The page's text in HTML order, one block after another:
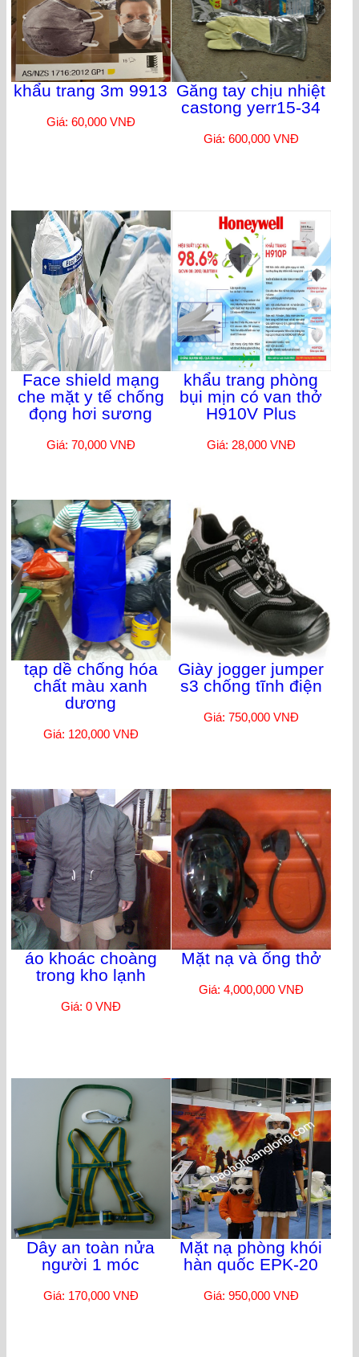
khẩu trang 3m 9913
Giá: 60,000 VNĐ
Găng tay chịu nhiệt
castong yerr15-34
Giá: 600,000 VNĐ
Face shield mạng
che mặt y tế chống
đọng hơi sương
Giá: 70,000 VNĐ
khẩu trang phòng
bụi mịn có van thở
H910V Plus
Giá: 28,000 VNĐ
tạp dề chống hóa
chất màu xanh
dương
Giá: 120,000 VNĐ
Giày jogger jumper
s3 chống tĩnh điện
Giá: 750,000 VNĐ
áo khoác choàng
trong kho lạnh
Giá: 0 VNĐ
Mặt nạ và ống thở
Giá: 4,000,000 VNĐ
Dây an toàn nửa
người 1 móc
Giá: 170,000 VNĐ
Mặt nạ phòng khói
hàn quốc EPK-20
Giá: 950,000 VNĐ